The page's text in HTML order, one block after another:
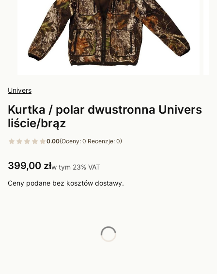
Univers
Kurtka / polar dwustronna Univers
liście/brąz
0.00(Oceny: 0 Recenzje: 0)
Cena
399,00 złw tym 23% VAT
w tym 23% VAT
Ceny podane bez kosztów dostawy.